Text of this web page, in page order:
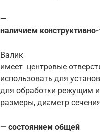
—
наличием
Валик
имеет центровые
использовать для
для обработки режущим
размеры, диаметр
— состоянием общей